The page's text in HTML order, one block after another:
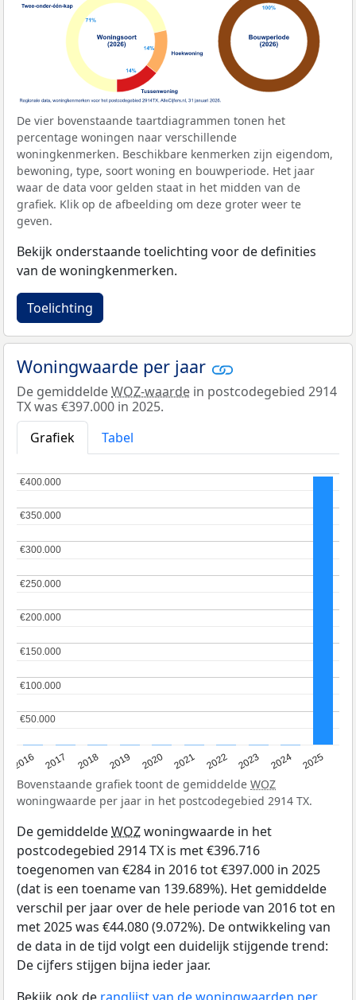
De vier bovenstaande taartdiagrammen tonen het
percentage woningen naar verschillende
woningkenmerken. Beschikbare kenmerken zijn eigendom,
bewoning, type, soort woning en bouwperiode. Het jaar
waar de data voor gelden staat in het midden van de
grafiek. Klik op de afbeelding om deze groter weer te
geven.
Bekijk onderstaande toelichting voor de definities
van de woningkenmerken.
Toelichting
Woningwaarde per jaar
De gemiddeldeWOZ-waarde in postcodegebied 2914
TX was €397.000 in 2025.
Grafiek
Tabel
2016 2017 2018 2019 2020 2021 2022 2023 2024 2025
€50.000
€50.000
€100.000
€100.000
€150.000
€150.000
€200.000
€200.000
€250.000
€250.000
€300.000
€300.000
€350.000
€350.000
€400.000
€400.000
Bovenstaande grafiek toont de gemiddelde WOZ
woningwaarde per jaar in het postcodegebied 2914 TX.
De gemiddeldeWOZwoningwaarde in het
postcodegebied 2914 TX is met €396.716
toegenomen van €284 in 2016 tot €397.000 in 2025
(dat is een toename van 139.689%). Het gemiddelde
verschil per jaar over de hele periode van 2016 tot en
met 2025 was €44.080 (9.072%). De ontwikkeling van
de data in de tijd volgt een duidelijk stijgende trend:
De cijfers stijgen bijna ieder jaar.